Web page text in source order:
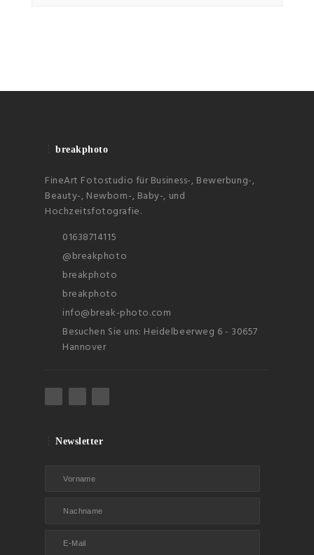
breakphoto
FineArt Fotostudio für Business-, Bewerbung-,
Beauty-, Newborn-, Baby-, und
Hochzeitsfotografie.
01638714115
@breakphoto
breakphoto
breakphoto
info@break-photo.com
Besuchen Sie uns: Heidelbeerweg 6 - 30657
Hannover
Newsletter